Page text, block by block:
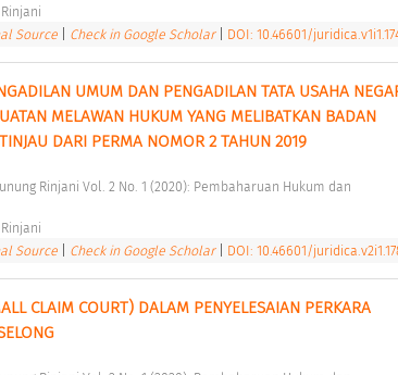
Source Check in Google Scholar DOI: 10.46601/
UMUM DAN PENGADILAN TATA USAHA
MELAWAN HUKUM YANG MELIBATKAN BADAN
DARI PERMA NOMOR 2 TAHUN 2019
Source Check in Google Scholar DOI: 10.46601/
CLAIM COURT) DALAM PENYELESAIAN PERKARA